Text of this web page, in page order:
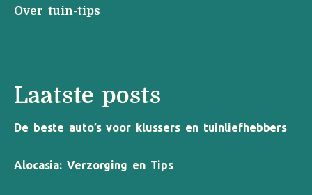
Over tuin-tips
Laatste posts
De beste auto’s voor klussers en tuinliefhebbers
Alocasia: Verzorging en Tips